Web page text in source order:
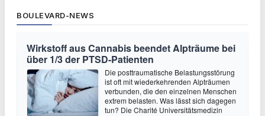
BOULEVARD-NEWS
Wirkstoff aus Cannabis beendet Alpträume bei
über 1/3 der PTSD-Patienten
Die posttraumatische Belastungsstörung
ist oft mit wiederkehrenden Alpträumen
verbunden, die den einzelnen Menschen
extrem belasten. Was lässt sich dagegen
tun? Die Charité Universitätsmedizin